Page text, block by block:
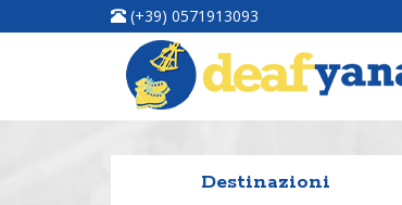
(+39) 0571913093
Destinazioni